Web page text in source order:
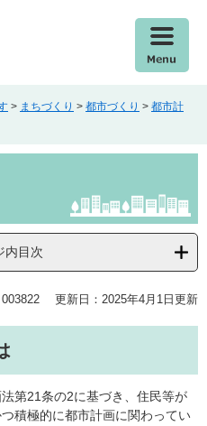
> まちづくり > 都市づくり > 都市計
内目次
更新日：2025年4月1日更新
第21条の2に基づき、住民等が
積極的に都市計画に関わってい